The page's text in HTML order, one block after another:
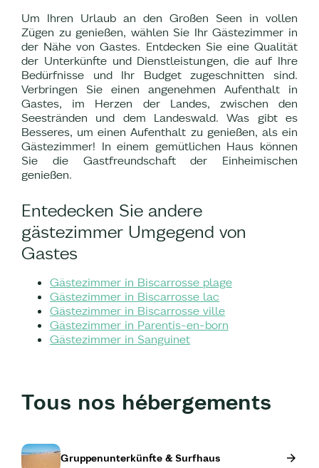
Um Ihren Urlaub an den Großen Seen in vollen
Zügen zu genießen, wählen Sie Ihr Gästezimmer in
der Nähe von Gastes. Entdecken Sie eine Qualität
der Unterkünfte und Dienstleistungen, die auf Ihre
Bedürfnisse und Ihr Budget zugeschnitten sind.
Verbringen Sie einen angenehmen Aufenthalt in
Gastes, im Herzen der Landes, zwischen den
Seestränden und dem Landeswald. Was gibt es
Besseres, um einen Aufenthalt zu genießen, als ein
Gästezimmer! In einem gemütlichen Haus können
Sie die Gastfreundschaft der Einheimischen
genießen.
Entedecken Sie andere
gästezimmer Umgegend von
Gastes
Gästezimmer in Biscarrosse plage
Gästezimmer in Biscarrosse lac
Gästezimmer in Biscarrosse ville
Gästezimmer in Parentis-en-born
Gästezimmer in Sanguinet
Tous nos hébergements
Gruppenunterkünfte & Surfhaus